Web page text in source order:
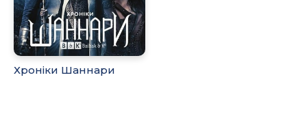
Хроніки Шаннари